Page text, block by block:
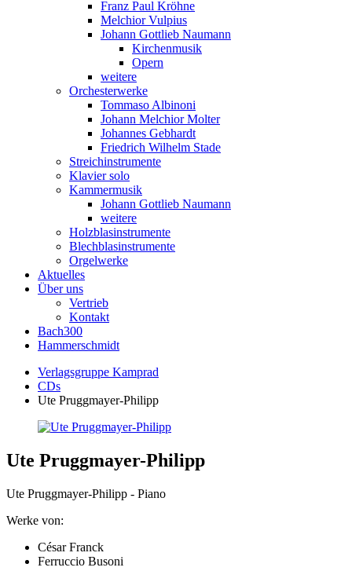
Franz Paul Kröhne
Melchior Vulpius
Johann Gottlieb Naumann
Kirchenmusik
Opern
weitere
Orchesterwerke
Tommaso Albinoni
Johann Melchior Molter
Johannes Gebhardt
Friedrich Wilhelm Stade
Streichinstrumente
Klavier solo
Kammermusik
Johann Gottlieb Naumann
weitere
Holzblasinstrumente
Blechblasinstrumente
Orgelwerke
Aktuelles
Über uns
Vertrieb
Kontakt
Bach300
Hammerschmidt
Verlagsgruppe Kamprad
CDs
Ute Pruggmayer-Philipp
Ute Pruggmayer-Philipp
Ute Pruggmayer-Philipp - Piano
Werke von:
César Franck
Ferruccio Busoni